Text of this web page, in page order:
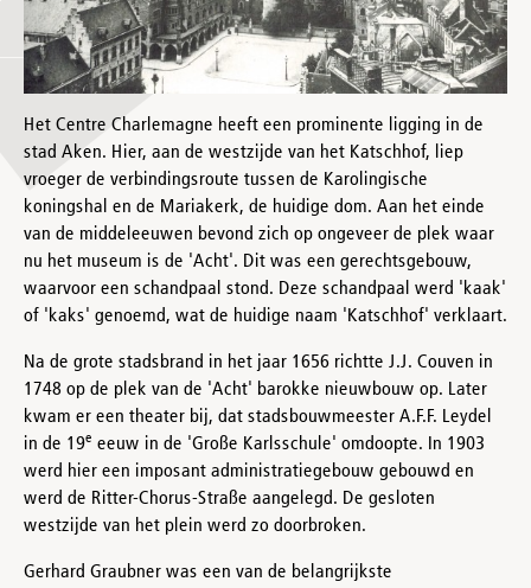
Het Centre Charlemagne heeft een prominente ligging in de
stad Aken. Hier, aan de westzijde van het Katschhof, liep
vroeger de verbindingsroute tussen de Karolingische
koningshal en de Mariakerk, de huidige dom. Aan het einde
van de middeleeuwen bevond zich op ongeveer de plek waar
nu het museum is de 'Acht'. Dit was een gerechtsgebouw,
waarvoor een schandpaal stond. Deze schandpaal werd 'kaak'
of 'kaks' genoemd, wat de huidige naam 'Katschhof' verklaart.
Na de grote stadsbrand in het jaar 1656 richtte J.J. Couven in
1748 op de plek van de 'Acht' barokke nieuwbouw op. Later
kwam er een theater bij, dat stadsbouwmeester A.F.F. Leydel
in de 19e eeuw in de 'Große Karlsschule' omdoopte. In 1903
werd hier een imposant administratiegebouw gebouwd en
werd de Ritter-Chorus-Straße aangelegd. De gesloten
westzijde van het plein werd zo doorbroken.
Gerhard Graubner was een van de belangrijkste